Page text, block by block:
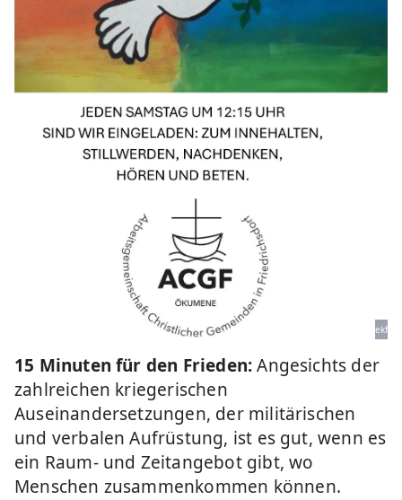
ekf
15 Minuten für den Frieden:Angesichts der
zahlreichen kriegerischen
Auseinandersetzungen, der militärischen
und verbalen Aufrüstung, ist es gut, wenn es
ein Raum- und Zeitangebot gibt, wo
Menschen zusammenkommen können.